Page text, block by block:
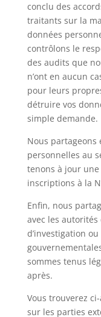
conclu des
traitants sur la
données
contrôlons le
des audits que
n’ont en aucun
pour leurs
détruire vos
simple demande.
Nous partageons
personnelles au
tenons à jour
inscriptions à la
Enfin, nous
avec les
d’investigation
sommes tenus
après.
Vous trouverez
sur les parties